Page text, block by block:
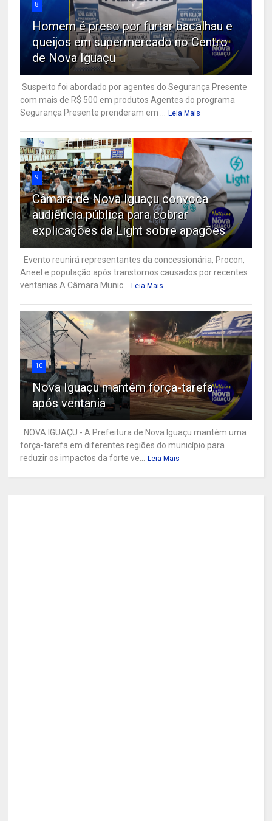
8
Homem é preso por furtar bacalhau e
queijos em supermercado no Centro
de Nova Iguaçu
Suspeito foi abordado por agentes do Segurança Presente
com mais de R$ 500 em produtos Agentes do programa
Segurança Presente prenderam em ...
Leia Mais
9
Câmara de Nova Iguaçu convoca
audiência pública para cobrar
explicações da Light sobre apagões
Evento reunirá representantes da concessionária, Procon,
Aneel e população após transtornos causados por recentes
ventanias A Câmara Munic...
Leia Mais
10
Nova Iguaçu mantém força-tarefa
após ventania
NOVA IGUAÇU - A Prefeitura de Nova Iguaçu mantém uma
força-tarefa em diferentes regiões do município para
reduzir os impactos da forte ve...
Leia Mais